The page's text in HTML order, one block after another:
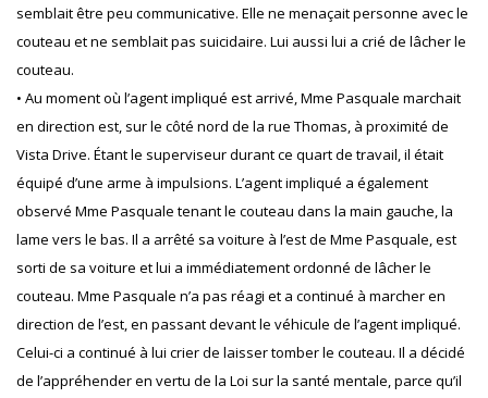
semblait être peu communicative. Elle ne menaçait personne avec le
couteau et ne semblait pas suicidaire. Lui aussi lui a crié de lâcher le
couteau.
• Au moment où l’agent impliqué est arrivé, Mme Pasquale marchait
en direction est, sur le côté nord de la rue Thomas, à proximité de
Vista Drive. Étant le superviseur durant ce quart de travail, il était
équipé d’une arme à impulsions. L’agent impliqué a également
observé Mme Pasquale tenant le couteau dans la main gauche, la
lame vers le bas. Il a arrêté sa voiture à l’est de Mme Pasquale, est
sorti de sa voiture et lui a immédiatement ordonné de lâcher le
couteau. Mme Pasquale n’a pas réagi et a continué à marcher en
direction de l’est, en passant devant le véhicule de l’agent impliqué.
Celui-ci a continué à lui crier de laisser tomber le couteau. Il a décidé
de l’appréhender en vertu de la Loi sur la santé mentale, parce qu’il